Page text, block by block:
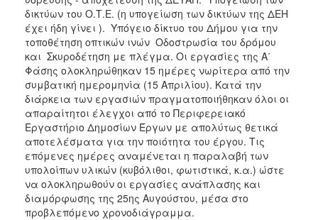
ΔΗΜΟΤΗΣ
ΕΠΙΣΚΕΠΤΗΣ
ΗΡΑΚΛΕΙΟ
δικτύων του Ο.Τ.Ε. (η υπογείωση των δικτύων της ΔΕΗ
έχει ήδη γίνει ).  Υπόγειο δίκτυο του Δήμου για την
τοποθέτηση οπτικών ινών  Οδοστρωσία του δρόμου
και  Σκυροδέτηση με πλέγμα. Οι εργασίες της Α΄
Φάσης ολοκληρώθηκαν 15 ημέρες νωρίτερα από την
συμβατική ημερομηνία (15 Απριλίου). Κατά την
διάρκεια των εργασιών πραγματοποιήθηκαν όλοι οι
απαραίτητοι έλεγχοι από το Περιφερειακό
Εργαστήριο Δημοσίων Έργων με απολύτως θετικά
αποτελέσματα για την ποιότητα του έργου. Τις
επόμενες ημέρες αναμένεται η παραλαβή των
υπολοίπων υλικών (κυβόλιθοι, φωτιστικά, κ.α.) ώστε
να ολοκληρωθούν οι εργασίες ανάπλασης και
διαμόρφωσης της 25ης Αυγούστου, μέσα στο
προβλεπόμενο χρονοδιάγραμμα.